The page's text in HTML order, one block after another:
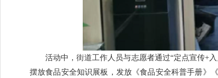
活动中，街道工作人员与志愿者通过“定点宣传+
摆放食品安全知识展板，发放《食品安全科普手册》